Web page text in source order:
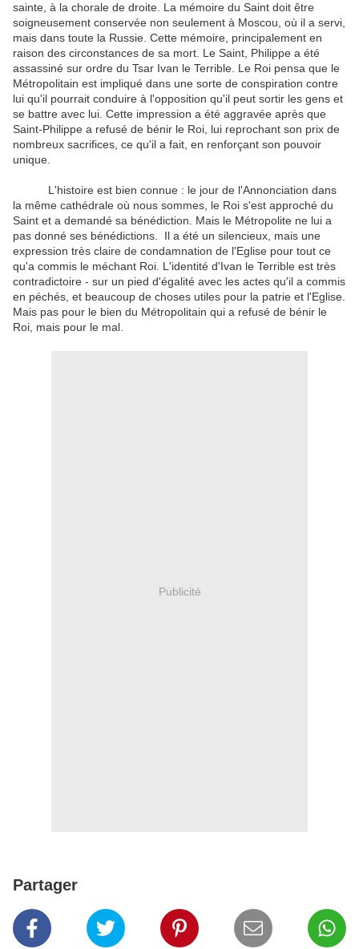
sainte, à la chorale de droite. La mémoire du Saint doit être
soigneusement conservée non seulement à Moscou, où il a servi,
mais dans toute la Russie. Cette mémoire, principalement en
raison des circonstances de sa mort. Le Saint, Philippe a été
assassiné sur ordre du Tsar Ivan le Terrible. Le Roi pensa que le
Métropolitain est impliqué dans une sorte de conspiration contre
lui qu'il pourrait conduire à l'opposition qu'il peut sortir les gens et
se battre avec lui. Cette impression a été aggravée après que
Saint-Philippe a refusé de bénir le Roi, lui reprochant son prix de
nombreux sacrifices, ce qu'il a fait, en renforçant son pouvoir
unique.
L'histoire est bien connue : le jour de l'Annonciation dans
la même cathédrale où nous sommes, le Roi s'est approché du
Saint et a demandé sa bénédiction.
Mais le Métropolite ne lui a
pas donné ses bénédictions.
Il a été un silencieux, mais une
expression très claire de condamnation de l'Eglise pour tout ce
qu'a commis le méchant Roi. L 'identité d'Ivan le Terrible est très
contradictoire - sur un pied d'égalité avec les actes qu'il a commis
en péchés, et beaucoup de choses utiles pour la patrie et l'Eglise.
Mais pas pour le bien du Métropolitain qui a refusé de bénir le
Roi, mais pour le mal.
Publicité
Partager